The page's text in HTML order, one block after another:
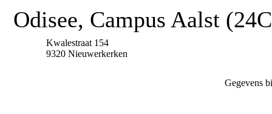
Odisee, Campus Aalst
Kwalestraat 154
9320 Nieuwerkerken
Gegevens